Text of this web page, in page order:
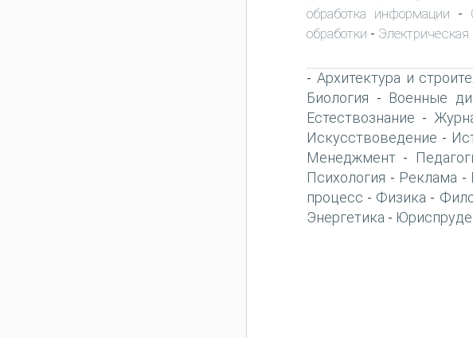
обработка информации -
обработки - Электрическая
- Архитектура и
Биология - Военные
Естествознание -
Искусствоведение -
Менеджмент -
Психология - Реклама -
процесс - Физика -
Энергетика -